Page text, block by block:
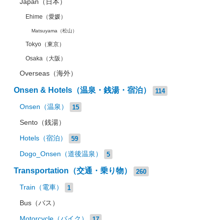
Japan（日本）
Ehime（愛媛）
Matsuyama（松山）
Tokyo（東京）
Osaka（大阪）
Overseas（海外）
Onsen & Hotels（温泉・銭湯・宿泊） 114
Onsen（温泉） 15
Sento（銭湯）
Hotels（宿泊） 59
Dogo_Onsen（道後温泉） 5
Transportation（交通・乗り物） 260
Train（電車） 1
Bus（バス）